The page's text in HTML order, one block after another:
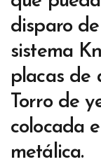
disparo
sistema
placas de
Torro de
colocada
metálica.